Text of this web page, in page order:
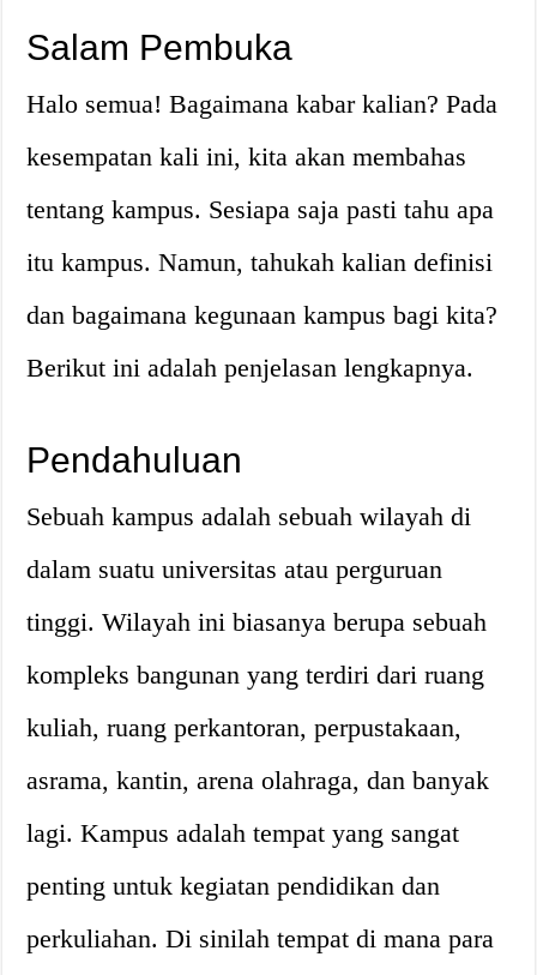
Salam Pembuka
Halo semua! Bagaimana kabar kalian? Pada
kesempatan kali ini, kita akan membahas
tentang kampus. Sesiapa saja pasti tahu apa
itu kampus. Namun, tahukah kalian definisi
dan bagaimana kegunaan kampus bagi kita?
Berikut ini adalah penjelasan lengkapnya.
Pendahuluan
Sebuah kampus adalah sebuah wilayah di
dalam suatu universitas atau perguruan
tinggi. Wilayah ini biasanya berupa sebuah
kompleks bangunan yang terdiri dari ruang
kuliah, ruang perkantoran, perpustakaan,
asrama, kantin, arena olahraga, dan banyak
lagi. Kampus adalah tempat yang sangat
penting untuk kegiatan pendidikan dan
perkuliahan. Di sinilah tempat di mana para